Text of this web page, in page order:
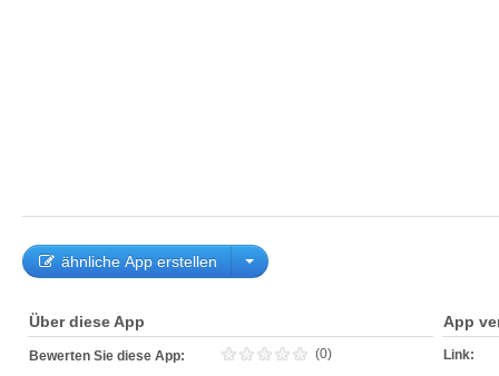
ähnliche App erstellen
Über diese App
Bewerten Sie diese App: (0)
App
Link: